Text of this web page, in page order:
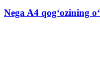
Nega A4 qog‘ozining